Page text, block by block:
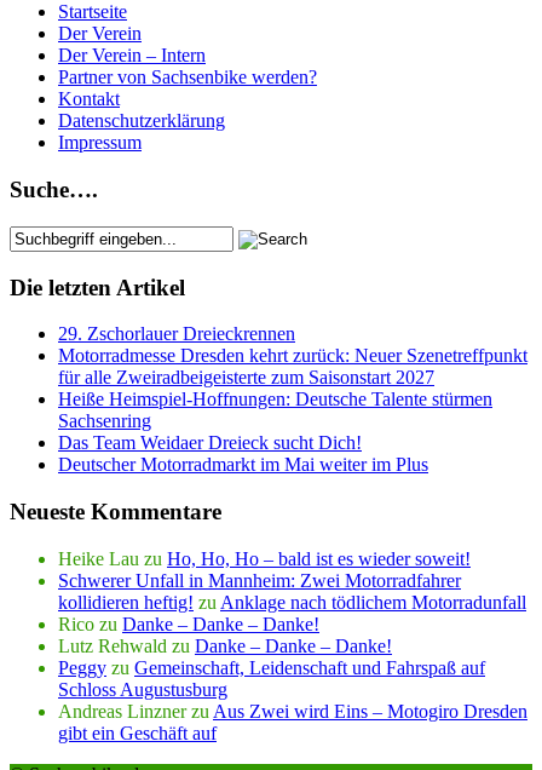
Startseite
Der Verein
Der Verein – Intern
Partner von Sachsenbike werden?
Kontakt
Datenschutzerklärung
Impressum
Suche….
Die letzten Artikel
29. Zschorlauer Dreieckrennen
Motorradmesse Dresden kehrt zurück: Neuer Szenetreffpunkt
für alle Zweiradbeigeisterte zum Saisonstart 2027
Heiße Heimspiel-Hoffnungen: Deutsche Talente stürmen
Sachsenring
Das Team Weidaer Dreieck sucht Dich!
Deutscher Motorradmarkt im Mai weiter im Plus
Neueste Kommentare
Heike Lau zu Ho, Ho, Ho – bald ist es wieder soweit!
Schwerer Unfall in Mannheim: Zwei Motorradfahrer
kollidieren heftig! zu Anklage nach tödlichem Motorradunfall
Rico zu Danke – Danke – Danke!
Lutz Rehwald zu Danke – Danke – Danke!
Peggy zu Gemeinschaft, Leidenschaft und Fahrspaß auf
Schloss Augustusburg
Andreas Linznerzu Aus Zwei wird Eins – Motogiro Dresden
gibt ein Geschäft auf